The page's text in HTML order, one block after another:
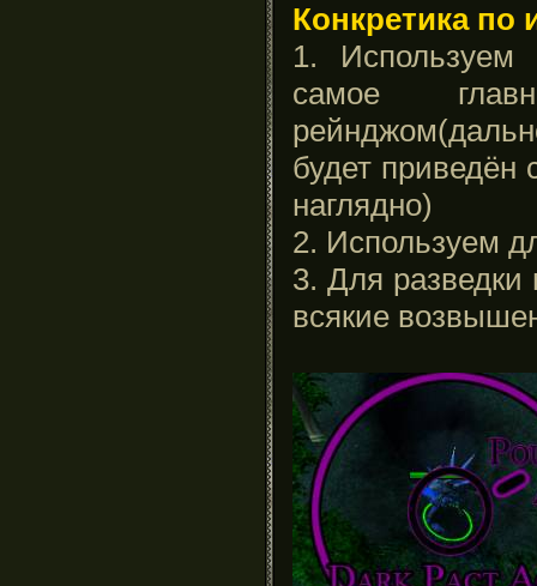
Конкретика по
1. Используем
самое
будет
наглядно)
2. Используем
3. Для разведки
всякие